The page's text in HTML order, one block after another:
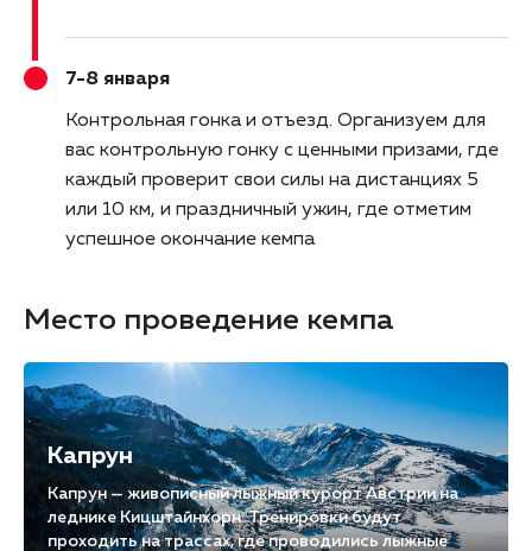
7-8 января
Контрольная гонка и отъезд Организуем для
вас контрольную гонку с ценными призами, где
каждый проверит свои силы на дистанциях 5
или 10 км, и праздничный ужин, где отметим
успешное окончание кемпа
Место проведение кемпа
Капрун
Капрун — живописный лыжный курорт Австрии на
леднике Кицштайнхорн. Тренировки будут
проходить на трассах, где проводились лыжные